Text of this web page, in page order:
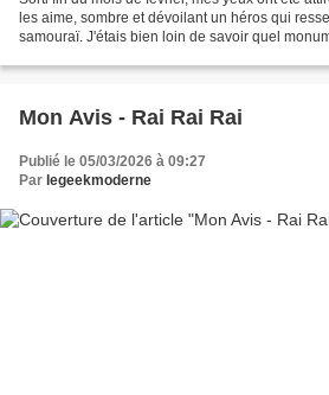
les aime, sombre et dévoilant un héros qui
samouraï. J'étais bien loin de savoir quel
Mon Avis - Rai Rai Rai
Publié le 05/03/2026 à 09:27
Par legeekmoderne